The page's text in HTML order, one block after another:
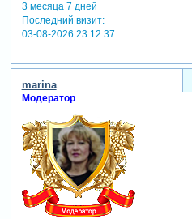
3 месяца 7 дней
Последний визит:
03-08-2026 23:12:37
marina
Модератор